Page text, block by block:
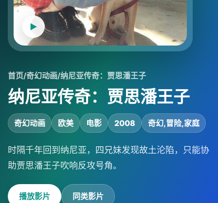
首页/奇幻动画/纳尼亚传奇：贾思潘王子
纳尼亚传奇：贾思潘王子
奇幻动画 欧美 电影 2008 奇幻,冒险,家庭
时隔千年回到纳尼亚，四兄妹发现故土沦陷，只能协
助贾思潘王子吹响反攻号角。
播放影片 同类影片